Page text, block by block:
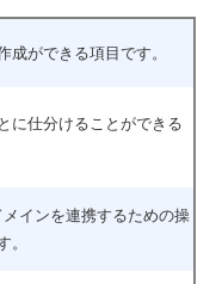
成ができる項目です。
に仕分けることができる
インを連携するための操
。